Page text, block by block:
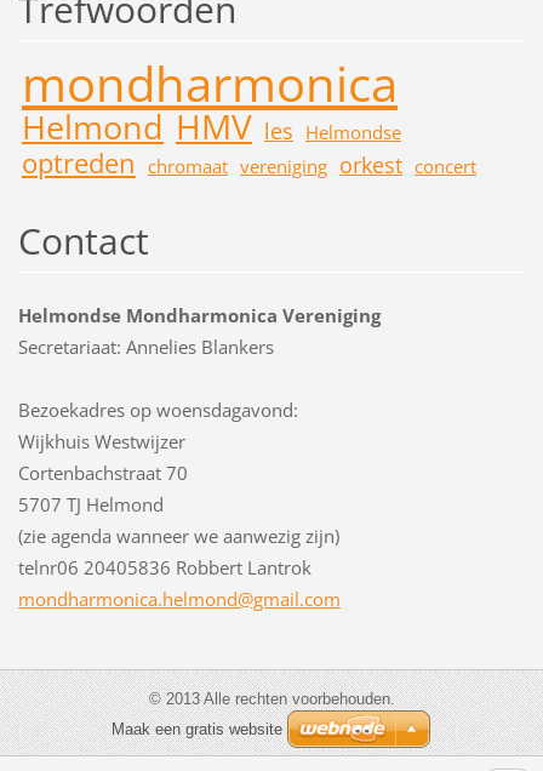
mondharmonica
Helmond HMV les Helmondse
optreden chromaat vereniging orkest concert
Contact
Helmondse Mondharmonica Vereniging
Secretariaat: Annelies Blankers
Bezoekadres op woensdagavond:
Wijkhuis Westwijzer
Cortenbachstraat 70
5707 TJ Helmond
(zie agenda wanneer we aanwezig zijn)
telnr06 20405836 Robbert Lantrok
mondharmonica.helmond@gmail.com
© 2013 Alle rechten voorbehouden.
Maak een gratis website